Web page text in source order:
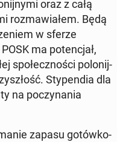
oraz z całą
roz­ma­wia­łem. Będą
w sferze
ma po­ten­cjał,
spo­łecz­no­ści po­lo­nij­
Sty­pen­dia dla
na po­czy­na­nia
zapasu go­tów­ko­